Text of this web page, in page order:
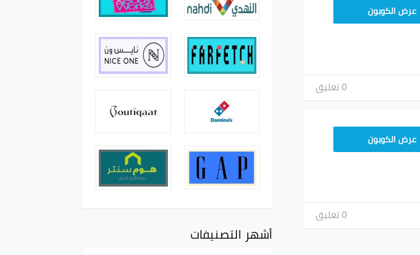
عرض الكوبون
0 تعليق
عرض الكوبون
0 تعليق
أشهر التصنيفات